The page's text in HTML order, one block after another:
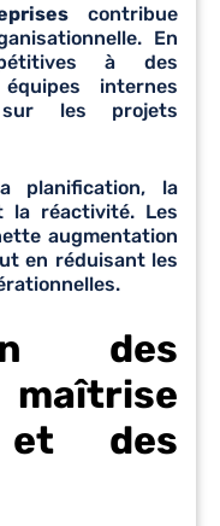
contribue
En
à des
internes
les projets
planification, la
la réactivité. Les
augmentation
en réduisant les
des
maîtrise
des